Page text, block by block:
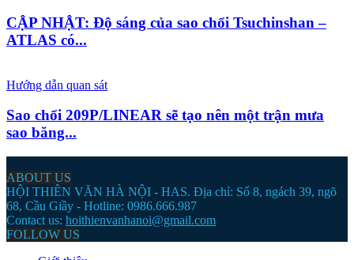
CẬP NHẬT: Độ sáng của sao chổi Tsuchinshan –
ATLAS có...
Hướng dẫn quan sát
Sao chổi 209P/LINEAR sẽ tạo nên một trận mưa
sao băng...
ABOUT US
HỘI THIÊN VĂN HÀ NỘI - HAS. Địa chỉ: Số 8, ngách 39, ngõ
68, Cầu Giầy - Hotline: 0986.666.987
Contact us: hoithienvanhanoi@gmail.com
FOLLOW US